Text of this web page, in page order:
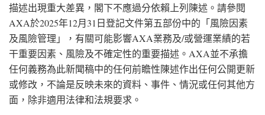
描述出現重大差異，閣下不應過分依賴上列陳述。請參閱
AXA於2025年12月31日登記文件第五部份中的「風險因素
及風險管理」，有關可能影響AXA業務及/或營運業績的若
干重要因素、風險及不確定性的重要描述。AXA並不承擔
任何義務為此新聞稿中的任何前瞻性陳述作出任何公開更新
或修改，不論是反映未來的資料、事件、情況或任何其他方
面，除非適用法律和法規要求。